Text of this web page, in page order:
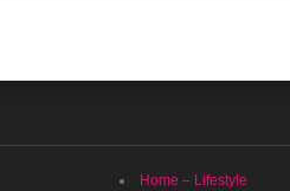
in Ehren …
Datenschutz